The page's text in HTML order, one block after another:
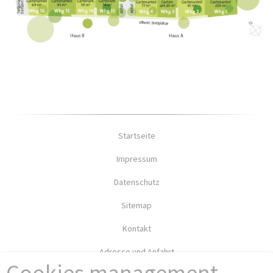
Startseite
Impressum
Datenschutz
Sitemap
Kontakt
Adresse und Anfahrt